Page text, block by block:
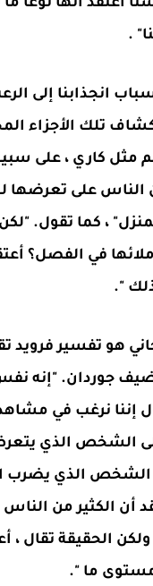
.
انجذابنا إلى
تلك الأجزاء
مثل كاري ، على
الناس على تعرضها
، كما تقول.
في الفصل؟
".
هو تفسير فرويد
جوردان. "إنه
إننا نرغب في
الشخص الذي
الشخص الذي يضرب
أن الكثير من
الحقيقة تقال ،
ما ".